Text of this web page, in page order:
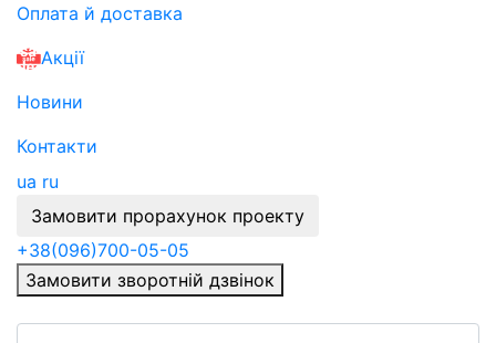
Оплата й доставка
Акції
Новини
Контакти
ua ru
Замовити прорахунок проекту
+38(096)700-05-05
Замовити зворотній дзвінок